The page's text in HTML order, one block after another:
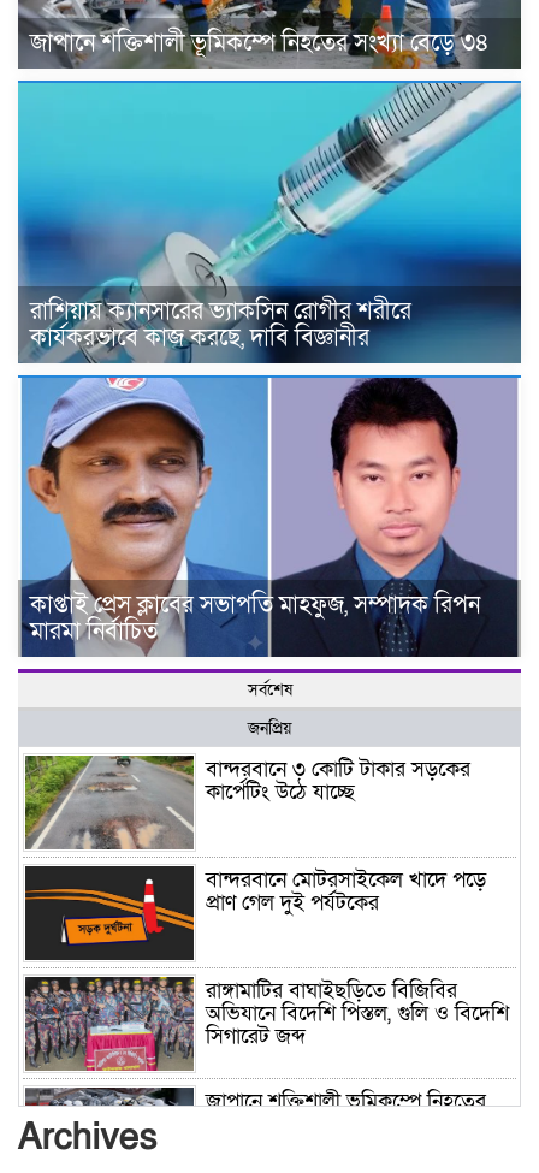
জাপানে শক্তিশালী ভূমিকম্পে নিহতের সংখ্যা বেড়ে ৩৪
রাশিয়ায় ক্যানসারের ভ্যাকসিন রোগীর শরীরে
কার্যকরভাবে কাজ করছে, দাবি বিজ্ঞানীর
কাপ্তাই প্রেস ক্লাবের সভাপতি মাহফুজ, সম্পাদক রিপন
মারমা নির্বাচিত
সর্বশেষ
জনপ্রিয়
বান্দরবানে ৩ কোটি টাকার সড়কের
কার্পেটিং উঠে যাচ্ছে
বান্দরবানে মোটরসাইকেল খাদে পড়ে
প্রাণ গেল দুই পর্যটকের
রাঙ্গামাটির বাঘাইছড়িতে বিজিবির
অভিযানে বিদেশি পিস্তল, গুলি ও বিদেশি
সিগারেট জব্দ
জাপানে শক্তিশালী ভূমিকম্পে নিহতের
Archives